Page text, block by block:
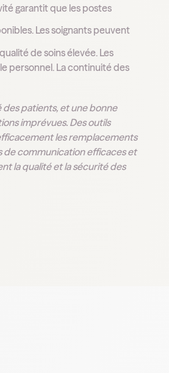
Options
garantit que les postes
Les soignants peuvent
de soins élevée. Les
personnel. La continuité des
des patients, et une bonne
imprévues. Des outils
les remplacements
de communication efficaces et
la qualité et la sécurité des